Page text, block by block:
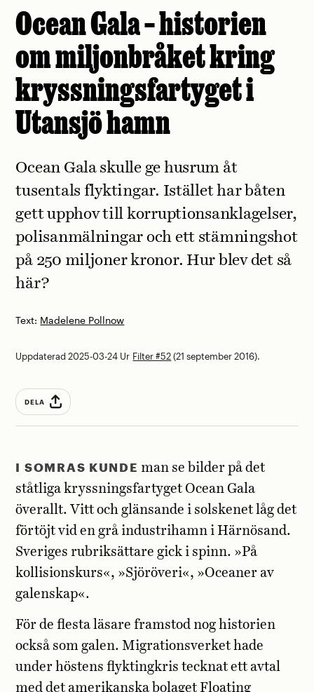
Ocean Gala – historien
om miljonbråket kring
kryssningsfartyget i
Utansjö hamn
Text: Madelene Pollnow
Ocean Gala skulle ge husrum åt
tusentals flyktingar. Istället har båten
gett upphov till korruptionsanklagelser,
polisanmälningar och ett stämningshot
på 250 miljoner kronor. Hur blev det så
här?
Uppdaterad 2025-03-24 Ur Filter #52(21 september 2016).
DELA
I SOMRAS KUNDE man se bilder på det
ståtliga kryssningsfartyget Ocean Gala
överallt. Vitt och glänsande i solskenet låg det
förtöjt vid en grå industrihamn i Härnösand.
Sveriges rubriksättare gick i spinn. »På
kollisionskurs«, »Sjöröveri«, »Oceaner av
galenskap«.
För de flesta läsare framstod nog historien
också som galen. Migrationsverket hade
under höstens flyktingkris tecknat ett avtal
med det amerikanska bolaget Floating